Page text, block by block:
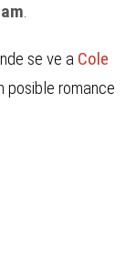
.
se ve a Cole
posible romance